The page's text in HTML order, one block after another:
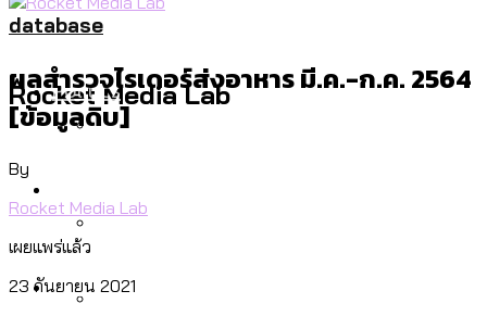
Rocket Media Lab
Politics
จราจรฯ เพิ่ม 150% มีเพียง 5 เขตที่งบเพิ่ม
สำรวจเหตุไฟไหม้ในกรุงเทพฯ ส่วนใหญ่มา
Culture
database
ผลสำรวจไรเดอร์ส่งอาหาร มี.ค.-ก.ค. 2564
[ข้อมูลดิบ]
By
Rocket Media Lab
เผยแพร่แล้ว
23 กันยายน 2021